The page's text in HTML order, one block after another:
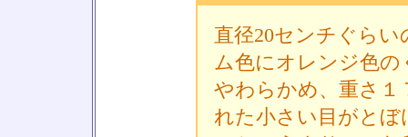
直径20センチぐら
ム色にオレンジ色
やわらかめ、重さ１
れた小さい目がと